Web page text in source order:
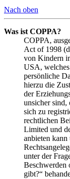
Nach oben
Was ist COPPA?
COPPA,
Act of 1998
von Kindern
USA, welches
persönliche
hierzu die
der
unsicher sind,
sich zu
rechtlichen
Limited und
anbieten
unter der
Beschwerden
gibt?“